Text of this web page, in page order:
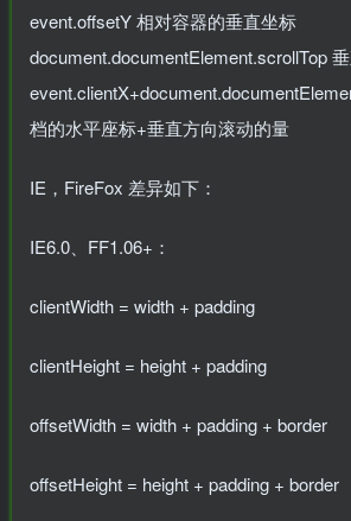
event.offsetY 相对容器的垂直坐标
document.documentElement.scrollTop
档的水平座标+垂直方向滚动的量
IE，FireFox 差异如下：
IE6.0、FF1.06+：
clientWidth = width + padding
clientHeight = height + padding
offsetWidth = width + padding + border
offsetHeight = height + padding + border